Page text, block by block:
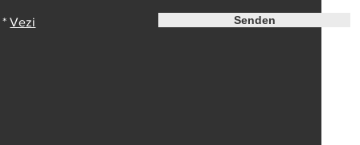
Vezi
Senden